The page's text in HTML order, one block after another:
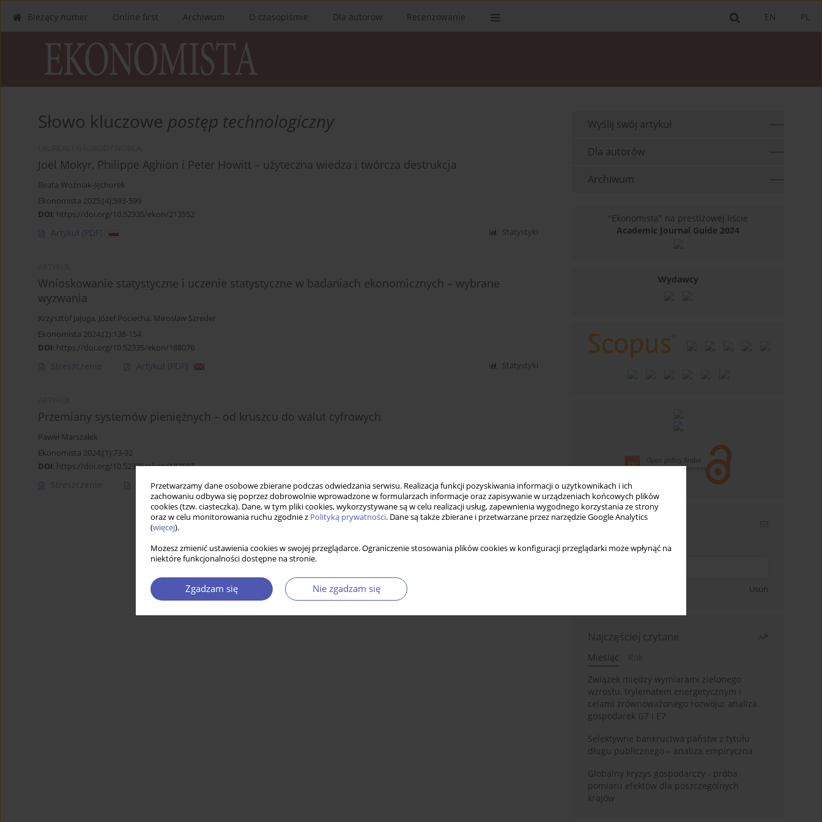
Przetwarzamy dane osobowe zbierane podczas odwiedzania serwisu. Realizacja funkcji pozyskiwania informacji o użytkownikach i ich
zachowaniu odbywa się poprzez dobrowolnie wprowadzone w formularzach informacje oraz zapisywanie w urządzeniach końcowych plików
cookies (tzw. ciasteczka). Dane, w tym pliki cookies, wykorzystywane są w celu realizacji usług, zapewnienia wygodnego korzystania ze strony
oraz w celu monitorowania ruchu zgodnie z Polityką prywatności. Dane są także zbierane i przetwarzane przez narzędzie Google Analytics
(więcej).
Możesz zmienić ustawienia cookies w swojej przeglądarce. Ograniczenie stosowania plików cookies w konfiguracji przeglądarki może wpłynąć na
niektóre funkcjonalności dostępne na stronie.
Zgadzam się Nie zgadzam się
PL
EN
Bieżący numer Online first Archiwum O czasopiśmie Dla autorów Recenzowanie
Słowo kluczowe postęp technologiczny
Joel Mokyr, Philippe Aghion i Peter Howitt – użyteczna wiedza i twórcza destrukcja
Beata Woźniak-Jęchorek
Ekonomista 2025;(4):593-599
DOI: https://doi.org/10.52335/ekon/213552
Artykuł (PDF) Statystyki
Wnioskowanie statystyczne i uczenie statystyczne w badaniach ekonomicznych – wybrane
wyzwania
Krzysztof Jajuga, Józef Pociecha, Mirosław Szreder
Ekonomista 2024;(2):138-154
DOI: https://doi.org/10.52335/ekon/188076
Streszczenie Artykuł (PDF) Statystyki
Przemiany systemów pieniężnych – od kruszcu do walut cyfrowych
Paweł Marszałek
Ekonomista 2024;(1):73-92
DOI: https://doi.org/10.52335/ekon/183587
Streszczenie Artykuł(PDF) Statystyki
Wyślij swój artykuł
Dla autorów
Archiwum
"Ekonomista" na prestiżowej liście
Academic Journal Guide 2024
Wydawcy
Newsletter
Wpisz swój adres email
Usuń
Najczęściej czytane
Miesiąc
Związek między wymiarami zielonego
wzrostu, trylematem energetycznym i
celami zrównoważonego rozwoju: analiza
gospodarek G7 i E7
Selektywne bankructwa państw z tytułu
długu publicznego – analiza empiryczna
Globalny kryzys gospodarczy - próba
pomiaru efektów dla poszczególnych
krajów